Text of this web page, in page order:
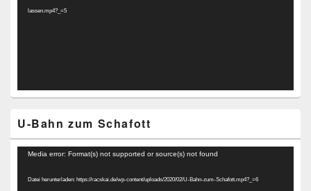
lassen.mp4?_=5
U-Bahn zum Schafott
Video-
Media error: Format(s) not supported or source(s) not found
Datei herunterladen: https://racskai.de/wp-content/uploads/2020/02/U-Bahn-zum-Schafott.mp4?_=6